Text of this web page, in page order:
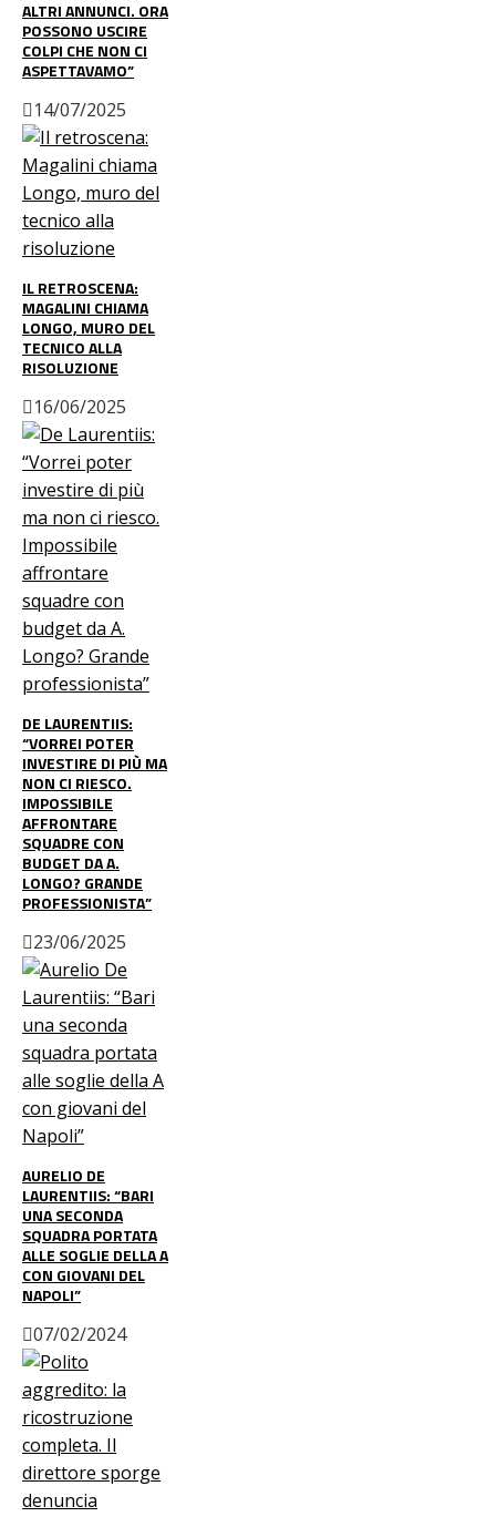
ALTRI ANNUNCI. ORA
POSSONO USCIRE
COLPI CHE NON CI
ASPETTAVAMO”
14/07/2025
IL RETROSCENA:
MAGALINI CHIAMA
LONGO, MURO DEL
TECNICO ALLA
RISOLUZIONE
16/06/2025
DE LAURENTIIS:
“VORREI POTER
INVESTIRE DI PIÙ MA
NON CI RIESCO.
IMPOSSIBILE
AFFRONTARE
SQUADRE CON
BUDGET DA A.
LONGO? GRANDE
PROFESSIONISTA”
23/06/2025
AURELIO DE
LAURENTIIS: “BARI
UNA SECONDA
SQUADRA PORTATA
ALLE SOGLIE DELLA A
CON GIOVANI DEL
NAPOLI”
07/02/2024